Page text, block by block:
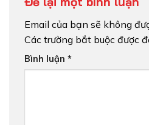
Email của bạn sẽ không
Các trường bắt buộc được
Bình luận *